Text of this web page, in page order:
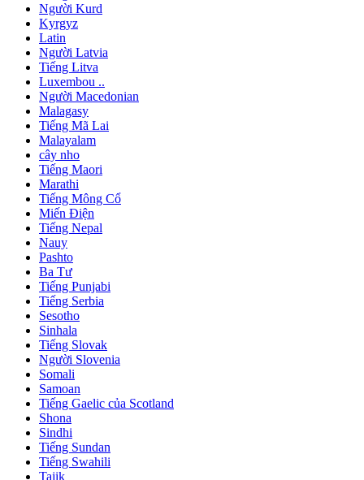
Người Kurd
Kyrgyz
Latin
Người Latvia
Tiếng Litva
Luxembou ..
Người Macedonian
Malagasy
Tiếng Mã Lai
Malayalam
cây nho
Tiếng Maori
Marathi
Tiếng Mông Cổ
Miến Điện
Tiếng Nepal
Nauy
Pashto
Ba Tư
Tiếng Punjabi
Tiếng Serbia
Sesotho
Sinhala
Tiếng Slovak
Người Slovenia
Somali
Samoan
Tiếng Gaelic của Scotland
Shona
Sindhi
Tiếng Sundan
Tiếng Swahili
Tajik